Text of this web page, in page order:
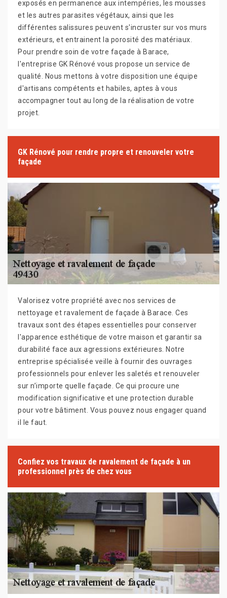
exposés en permanence aux intempéries, les mousses
et les autres parasites végétaux, ainsi que les
différentes salissures peuvent s'incruster sur vos murs
extérieurs, et entrainent la porosité des matériaux.
Pour prendre soin de votre façade à Barace,
l'entreprise GK Rénové vous propose un service de
qualité. Nous mettons à votre disposition une équipe
d'artisans compétents et habiles, aptes à vous
accompagner tout au long de la réalisation de votre
projet.
GK Rénové pour rendre propre et renouveler votre
façade
Valorisez votre propriété avec nos services de
nettoyage et ravalement de façade à Barace. Ces
travaux sont des étapes essentielles pour conserver
l'apparence esthétique de votre maison et garantir sa
durabilité face aux agressions extérieures. Notre
entreprise spécialisée veille à fournir des ouvrages
professionnels pour enlever les saletés et renouveler
sur n’importe quelle façade. Ce qui procure une
modification significative et une protection durable
pour votre bâtiment. Vous pouvez nous engager quand
il le faut.
Confiez vos travaux de ravalement de façade à un
professionnel près de chez vous